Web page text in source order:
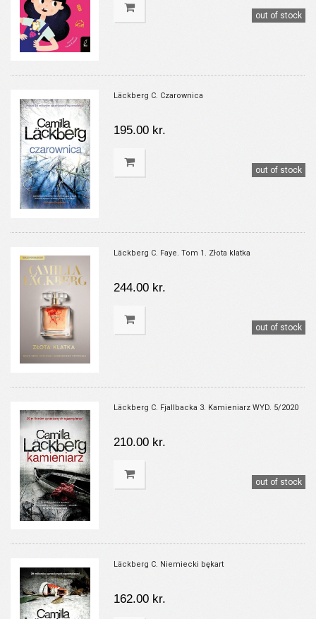
out of stock
Läckberg C. Czarownica
195.00 kr.
out of stock
Läckberg C. Faye. Tom 1. Złota klatka
244.00 kr.
out of stock
Läckberg C. Fjallbacka 3. Kamieniarz WYD. 5/2020
210.00 kr.
out of stock
Läckberg C. Niemiecki bękart
162.00 kr.